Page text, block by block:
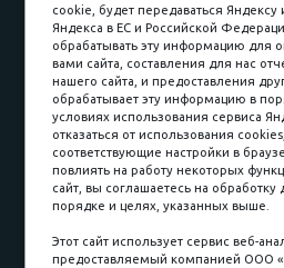
Карьера в компании
Принимаем к
пл. Соляная, 6,
cookie, будет передаваться Яндексу
Яндекса в ЕС и Российской
обрабатывать эту информацию для
вами сайта, составления для нас
нашего сайта, и предоставления
обрабатывает эту информацию в
условиях использования сервиса
отказаться от использования
соответствующие настройки в
повлиять на работу некоторых
сайт, вы соглашаетесь на
порядке и целях, указанных выше.
Этот сайт использует сервис веб-
предоставляемый компанией ООО